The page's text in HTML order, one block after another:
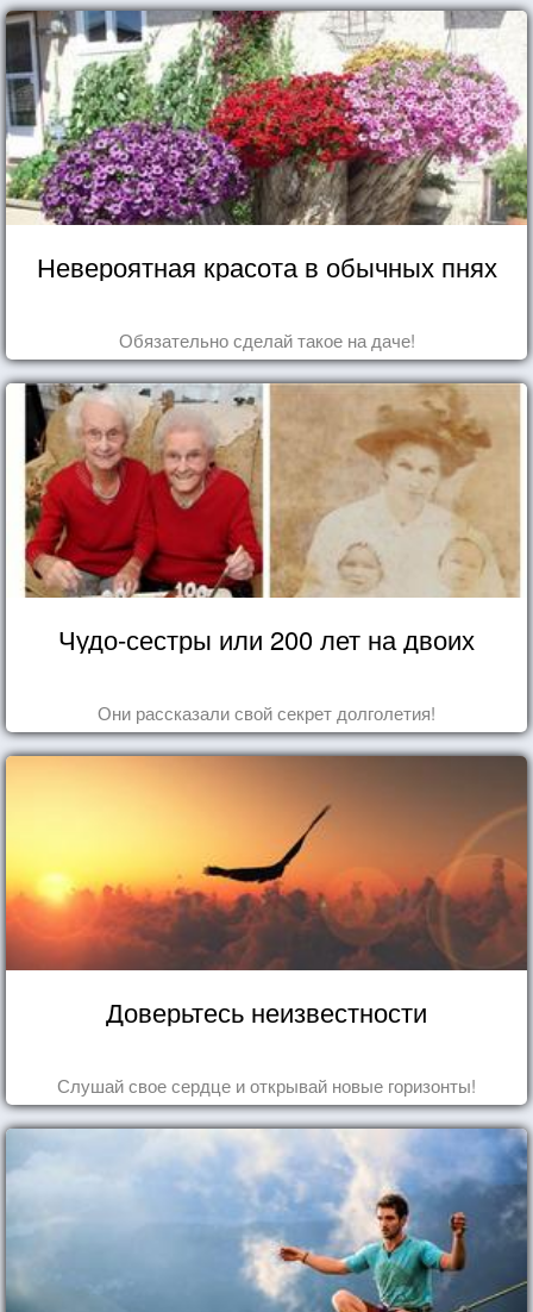
Невероятная красота в обычных пнях
Обязательно сделай такое на даче!
Чудо-сестры или 200 лет на двоих
Они рассказали свой секрет долголетия!
Доверьтесь неизвестности
Слушай свое сердце и открывай новые горизонты!